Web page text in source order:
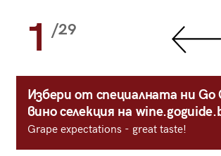
1 /29
Избери от специалната ни Go
вино селекция на
Grape expectations - great taste!